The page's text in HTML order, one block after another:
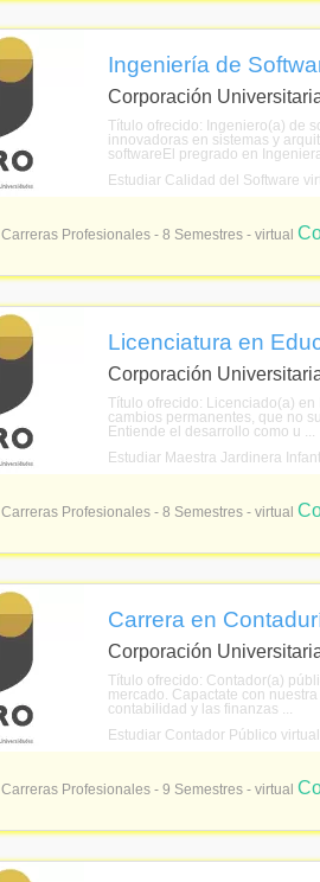
Ingeniería de
Corporación
Título ofrecido: Ingeniero(a) de
innovadoras en sistemas y
softwareEl pregrado en
Estudiar Calidad del Software
Carreras Profesionales - 8 Semestres - virtual
Licenciatura en
Corporación
Título ofrecido: Licenciado(a)
cambios permanentes, que no
Entiende el desarrollo como u ...
Estudiar Maestra Jardinera
Carreras Profesionales - 8 Semestres - virtual
Carrera en
Corporación
Título ofrecido: Contador(a)
mercado. Capactate con
contabilidad y las finanzas ...
Estudiar Contador Público virtual
Carreras Profesionales - 9 Semestres - virtual